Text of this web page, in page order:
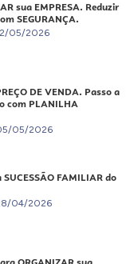
sua EMPRESA. Reduzir
SEGURANÇA.
05/2026
DE VENDA. Passo a
com PLANILHA
05/2026
FAMILIAR do
04/2026